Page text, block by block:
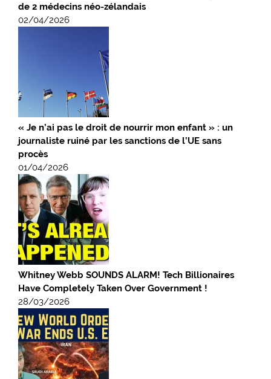
de 2 médecins néo-zélandais
02/04/2026
« Je n’ai pas le droit de nourrir mon enfant » : un
journaliste ruiné par les sanctions de l’UE sans
procès
01/04/2026
Whitney Webb SOUNDS ALARM! Tech Billionaires
Have Completely Taken Over Government !
28/03/2026